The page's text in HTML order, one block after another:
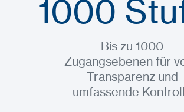
1000
Bis zu 1000
Zugangsebenen für
Transparenz und
umfassende